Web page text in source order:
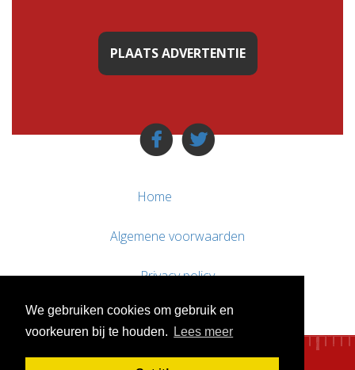
We gebruiken cookies om gebruik en
voorkeuren bij te houden.
Lees meer
PLAATS ADVERTENTIE
Home
Algemene voorwaarden
Privacy policy
Contact / Support